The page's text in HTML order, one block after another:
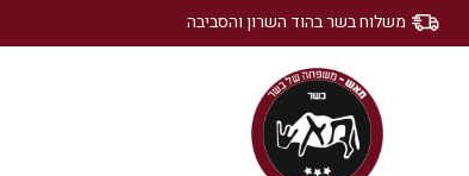
משלוח בשר בהוד השרון והסביבה